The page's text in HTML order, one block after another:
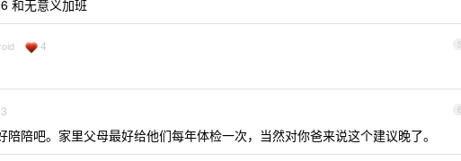
和无意义加班
5
4
6
3
陪吧。家里父母最好给他们每年体检一次，当然对你爸来说这个建议晚了。